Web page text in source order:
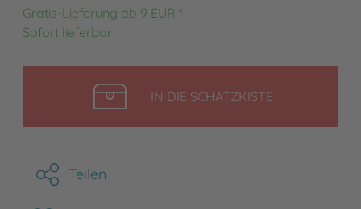
Gratis-Lieferung ab 9 EUR *
Sofort lieferbar
IN DIE SCHATZKISTELEGEN
Teilen